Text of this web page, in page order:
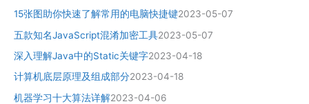
15张图助你快速了解常用的电脑快捷键2023-05-07
五款知名JavaScript混淆加密工具2023-05-07
深入理解Java中的Static关键字2023-04-18
计算机底层原理及组成部分2023-04-18
机器学习十大算法详解2023-04-06